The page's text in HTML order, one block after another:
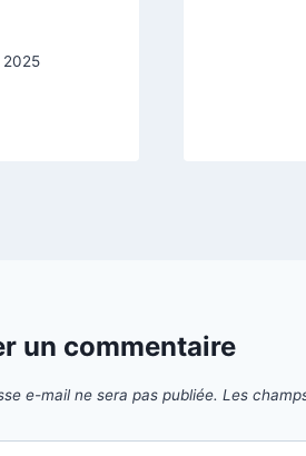
2025
un commentaire
e-mail ne sera pas publiée. Les